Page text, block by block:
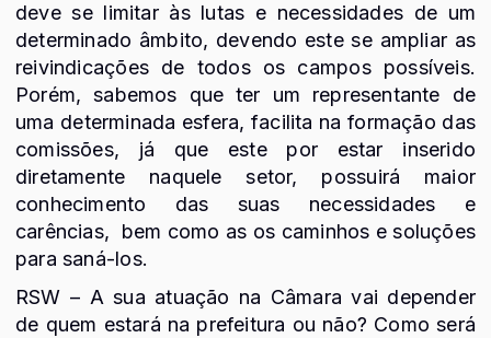
deve se limitar às lutas e necessidades de um
determinado âmbito, devendo este se ampliar as
reivindicações de todos os campos possíveis.
Porém, sabemos que ter um representante de
uma determinada esfera, facilita na formação das
comissões, já que este por estar inserido
diretamente naquele setor, possuirá maior
conhecimento das suas necessidades e
carências, bem como as os caminhos e soluções
para saná-los.
RSW – A sua atuação na Câmara vai depender
de quem estará na prefeitura ou não? Como será